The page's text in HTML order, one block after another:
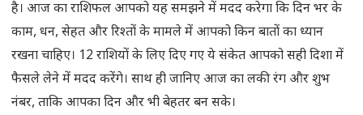
है। आज का राशिफल आपको यह समझने में मदद करेगा कि दिन भर के
काम, धन, सेहत और रिश्तों के मामले में आपको किन बातों का ध्यान
रखना चाहिए। 12 राशियों के लिए दिए गए ये संकेत आपको सही दिशा में
फैसले लेने में मदद करेंगे। साथ ही जानिए आज का लकी रंग और शुभ
नंबर, ताकि आपका दिन और भी बेहतर बन सके।